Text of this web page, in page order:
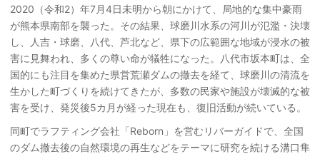
2020（令和2）年7月4日未明から朝にかけて、局地的な集中豪雨
が熊本県南部を襲った。その結果、球磨川水系の河川が氾濫・決壊
し、人吉・球磨、八代、芦北など、県下の広範囲な地域が浸水の被
害に見舞われ、多くの尊い命が犠牲になった。八代市坂本町は、全
国的にも注目を集めた県営荒瀬ダムの撤去を経て、球磨川の清流を
生かした町づくりを続けてきたが、多数の民家や施設が壊滅的な被
害を受け、発災後5カ月が経った現在も、復旧活動が続いている。
同町でラフティング会社「Reborn」を営むリバーガイドで、全国
のダム撤去後の自然環境の再生などをテーマに研究を続ける溝口隼